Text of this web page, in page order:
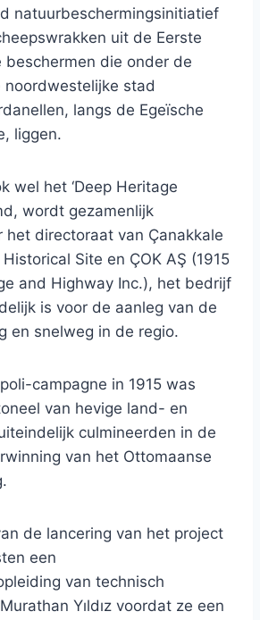
natuurbeschermingsinitiatief
uit de Eerste
beschermen die onder de
stad
langs de Egeïsche
liggen.
wel het ‘Deep Heritage
wordt gezamenlijk
het directoraat van Çanakkale
Site en ÇOK AŞ (1915
and Highway Inc.), het bedrijf
is voor de aanleg van de
en snelweg in de regio.
campagne in 1915 was
van hevige land- en
culmineerden in de
van het Ottomaanse
de lancering van het project
een
van technisch
Yıldız voordat ze een